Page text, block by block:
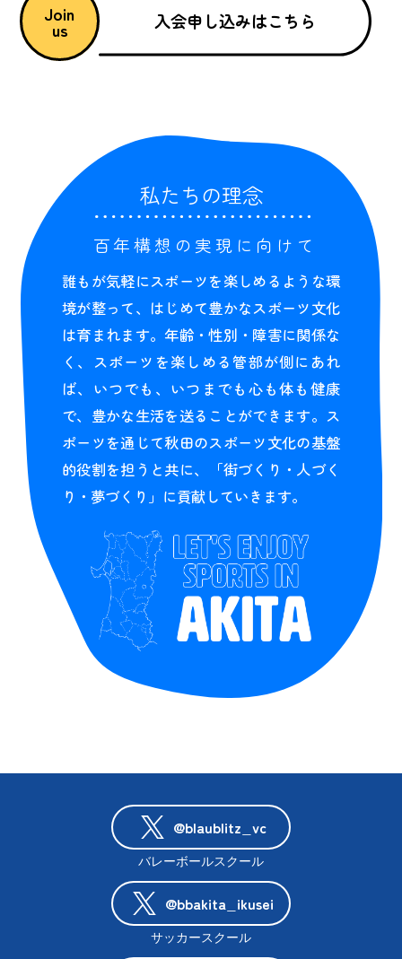
Join
us 入会申し込みはこちら
私たちの理念
百年構想の実現に向けて
誰もが気軽にスポーツを楽しめるような環
境が整って、はじめて豊かなスポーツ文化
は育まれます。年齢・性別・障害に関係な
く、スポーツを楽しめる管部が側にあれ
ば、いつでも、いつまでも心も体も健康
で、豊かな生活を送ることができます。ス
ポーツを通じて秋田のスポーツ文化の基盤
的役割を担うと共に、「街づくり・人づく
り・夢づくり」に貢献していきます。
@blaublitz_vc
バレーボールスクール
@bbakita_ikusei
サッカースクール